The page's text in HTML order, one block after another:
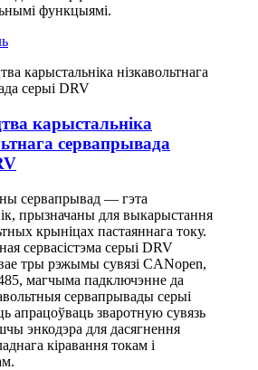
функцыямі.
карыстальніка
сервапрывада
сервапрывад — гэта
прызначаны для выкарыстання
крыніцах пастаяннага току.
сервасістэма серыі DRV
тры рэжымы сувязі CANopen,
магчыма падключэнне да
сервапрывады серыі
апрацоўваць зваротную сувязь
энкодэра для дасягнення
кіравання токам і